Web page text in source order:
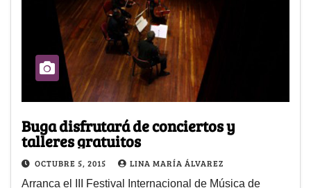
Buga disfrutará de conciertos y
talleres gratuitos
OCTUBRE 5, 2015 LINA MARÍA ÁLVAREZ
Arranca el III Festival Internacional de Música de